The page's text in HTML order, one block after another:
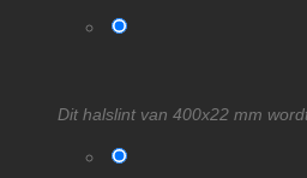
Dit halslint van 400x22 mm